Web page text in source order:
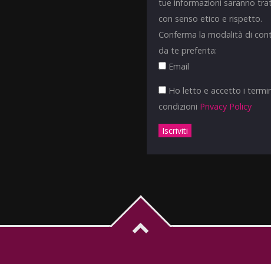
tue informazioni saranno
con senso etico e rispetto.
Conferma la modalità di
da te preferita:
Email
Ho letto e accetto i
condizioni Privacy Policy